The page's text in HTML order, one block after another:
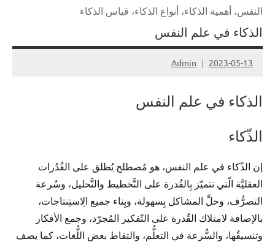
النفس، أهمية الذكاء، أنواع الذكاء، قياس الذكاء
الذكاء في علم النفس
2023-05-13
Admin
الذكاء في علم النفس
الذّكاء
إن الذّكاء في علم النفس، هو مُصطلح يُطلق على القُدُرات
العقليَّة الّتي تتميّز بِالقُدرة على التَّخطيط والتَّحليل، وسُرعة
التصرُّف، وحلِّ المشاكل بِسهولة، وبِناء جميع الِاستِنتاجات،
بالإضافة لامتلاك القُدرة على التّفكير المُجرّد، وجمع الأفكار
وتنسيقُها، والسُّرعة في التعلُّم، والتقاط بعض اللُّغات، كما يصف